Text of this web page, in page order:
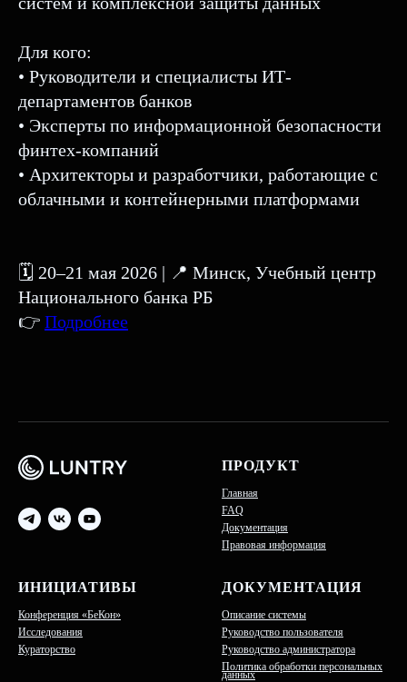
Для кого:
• Руководители и специалисты ИТ-
департаментов банков
• Эксперты по информационной безопасности
финтех-компаний
• Архитекторы и разработчики, работающие с
облачными и контейнерными платформами
🗓 20–21 мая 2026 | 📍 Минск, Учебный центр
Национального банка РБ
👉 Подробнее
ПРОДУКТ
Главная
FAQ
Документация
Правовая информация
ИНИЦИАТИВЫ
Конференция «БеКон»
Исследования
Кураторство
ДОКУМЕНТАЦИЯ
Описание системы
Руководство пользователя
Руководство администратора
Политика обработки персональных
данных